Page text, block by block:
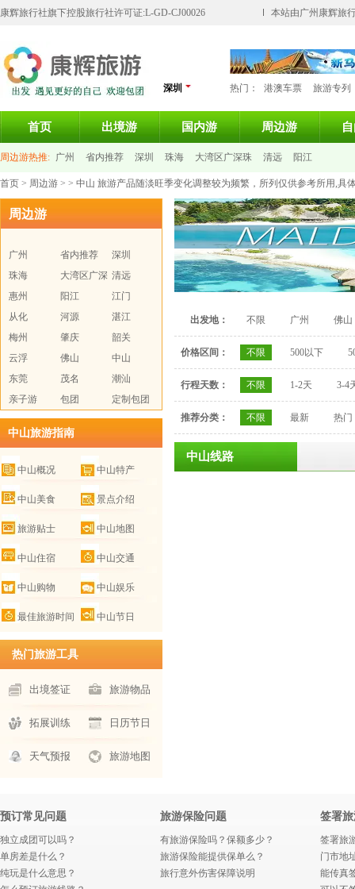
康辉旅行社旗下控股旅行社许可证:L-GD-CJ00026 本站由广州康辉旅
深圳 热门： 港澳车票 旅游专列
首页 出境游 国内游 周边游
周边游热推: 广州 省内推荐 深圳 珠海 大湾区广深珠 清远 阳江
首页 > 周边游 > > 中山 旅游产品随淡旺季变化调整较为频繁，所列仅供参考所用,
周边游
广州 省内推荐
深圳
珠海
大湾区广深
珠
清远
惠州
阳江
江门
从化
河源
湛江
梅州
肇庆
韶关
云浮
佛山
中山
东莞
茂名
潮汕
亲子游
包团 定制包团
中山旅游指南
中山概况 中山特产
中山美食 景点介绍
旅游贴士 中山地图
中山住宿 中山交通
中山购物 中山娱乐
最佳旅游时间 中山节日
热门旅游工具
出境签证 旅游物品
拓展训练 日历节日
天气预报 旅游地图
出发地： 不限 广州 佛山
价格区间： 不限 500以下
行程天数： 不限 1-2天 3-4
推荐分类： 不限 最新 热门
中山线路
预订常见问题
独立成团可以吗？
单房差是什么？
纯玩是什么意思？
旅游保险问题
有旅游保险吗？保额多少？
旅游保险能提供保单么？
旅行意外伤害保障说明
签署
签署旅
门市地
能传真